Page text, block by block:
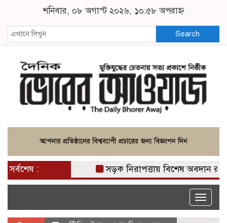
শনিবার, ০৮ অগাস্ট ২০২৬, ১০:৫৮ অপরাহ্ন
Search
সর্বশেষ : সড়ক নিরাপত্তায় বিশেষ অবদান রাখায়
Toggle